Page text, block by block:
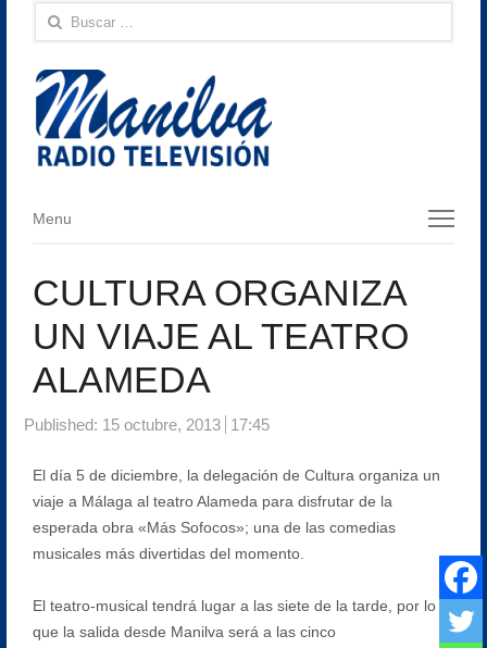
Buscar:
Menu
Menu
CULTURA ORGANIZA
UN VIAJE AL TEATRO
ALAMEDA
Published: 15 octubre, 2013 17:45
El día 5 de diciembre, la delegación de Cultura organiza un
viaje a Málaga al teatro Alameda para disfrutar de la
esperada obra «Más Sofocos»; una de las comedias
musicales más divertidas del momento.
El teatro-musical tendrá lugar a las siete de la tarde, por lo
que la salida desde Manilva será a las cinco